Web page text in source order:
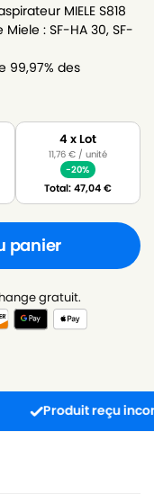
MIELE S818
: SF-HA 30, SF-
99,97% des
4 x Lot
11,76 €/ unité
-20%
Total:47,04€
panier
gratuit.
Produit reçu